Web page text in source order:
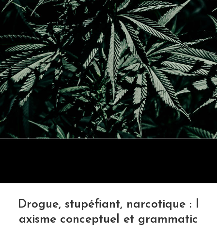
Drogue, stupéfiant, narcotique : l
axisme conceptuel et grammatic